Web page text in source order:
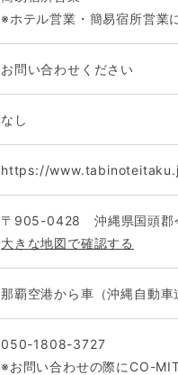
※ホテル営業・簡易宿所営業
お問い合わせください
なし
https://
〒905-0428 沖縄県国頭郡
大きな地図で確認する
那覇空港から車（沖縄自動
050-1808-3727
※お問い合わせの際にCO-